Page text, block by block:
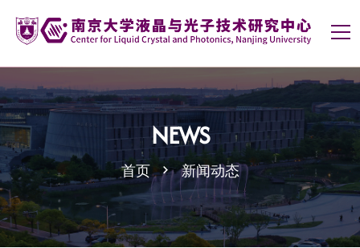
NEWS
首页 新闻动态